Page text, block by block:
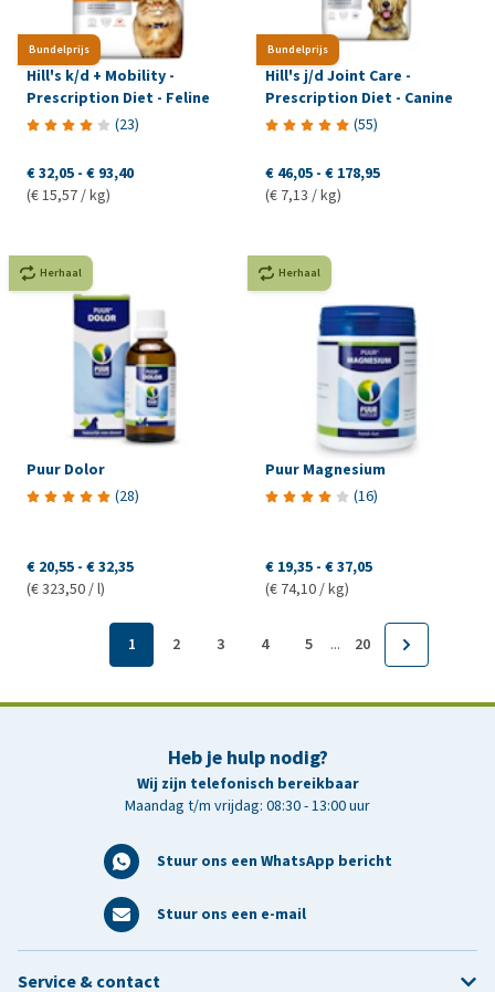
Bundelprijs
Hill's k/d + Mobility -
Prescription Diet - Feline
(23)
€ 32,05 - € 93,40
(€ 15,57 / kg)
Bundelprijs
Hill's j/d Joint Care -
Prescription Diet - Canine
(55)
€ 46,05 - € 178,95
(€ 7,13 / kg)
Herhaal
Puur Dolor
(28)
€ 20,55 - € 32,35
(€ 323,50 / l)
Herhaal
Puur Magnesium
(16)
€ 19,35 - € 37,05
(€ 74,10 / kg)
1 2 3 4 5 ... 20
Heb je hulp nodig?
Wij zijn telefonisch bereikbaar
Maandag t/m vrijdag: 08:30 - 13:00 uur
Stuur ons een WhatsApp bericht
Stuur ons een e-mail
Service & contact